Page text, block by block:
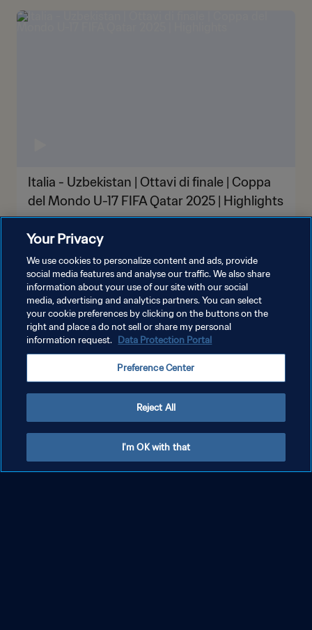
Italia - Uzbekistan | Ottavi di finale | Coppa
del Mondo U-17 FIFA Qatar 2025 | Highlights
Croazia-Uzbekistan| Sedicesimi di finale |
Coppa del Mondo U-17 FIFA Qatar 2025 |
Your Privacy
We use cookies to personalize content and ads, provide
social media features and analyse our traffic. We also share
information about your use of our site with our social
media, advertising and analytics partners. You can select
your cookie preferences by clicking on the buttons on the
right and place a do not sell or share my personal
information request. Data Protection Portal
Preference Center
Reject All
I'm OK with that